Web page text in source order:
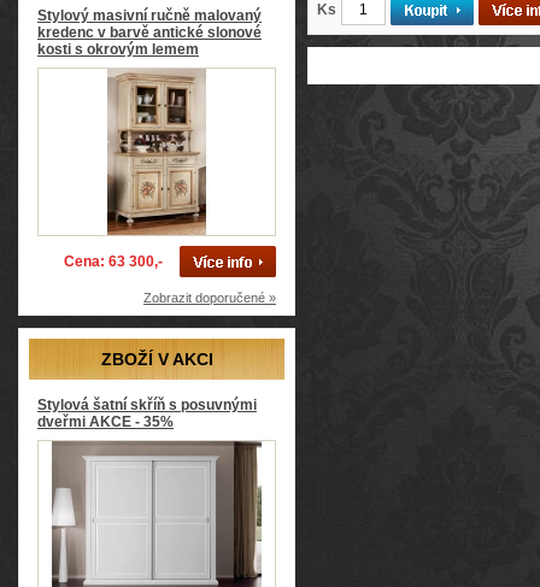
Stylový masivní ručně malovaný
kredenc v barvě antické slonové
kosti s okrovým lemem
Cena: 63 300,-
Zobrazit doporučené »
ZBOŽÍ V AKCI
Stylová šatní skříň s posuvnými
dveřmi AKCE - 35%
Ks